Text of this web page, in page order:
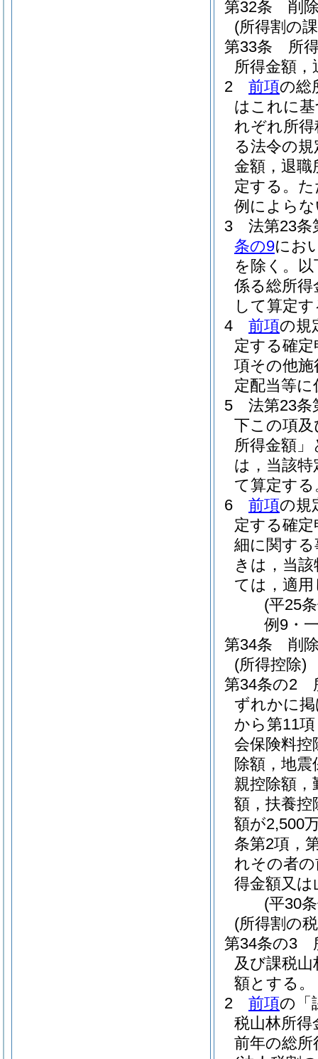
第32条
削
(所得割の
第33条
所
所得金額
2
前項の総
はこれに
れぞれ所得
る法令の
金額，退
定する。 た
例によら
3
法第23条
条の9にお
を除く。
係る総所得
して算定
4
前項の規
定する確
項その他
定配当等
5
法第23条
下この項及
所得金額
は，当該
て算定する
6
前項の規
定する確
細に関す
きは，当
ては，適
(平25
例9・
第34条
削
(所得控除)
第34条の2
ずれかに
から第11
会保険料控
除額，地
親控除額，
額，扶養控
額が2,500
条第2項，
れその者
得金額又
(平30
(所得割の
第34条の3
及び課税
額とする。
2
前項の「
税山林所
前年の総所